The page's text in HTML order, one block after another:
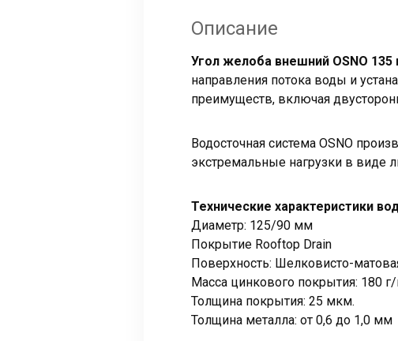
Описание
Угол желоба внешний OSNO 135
направления потока воды и
преимуществ, включая
Водосточная система OSNO
экстремальные нагрузки в виде
Технические характеристики
Диаметр: 125/90 мм
Покрытие Rooftop Drain
Поверхность: Шелковисто-
Масса цинкового покрытия: 180 г/
Толщина покрытия: 25 мкм.
Толщина металла: от 0,6 до 1,0 мм